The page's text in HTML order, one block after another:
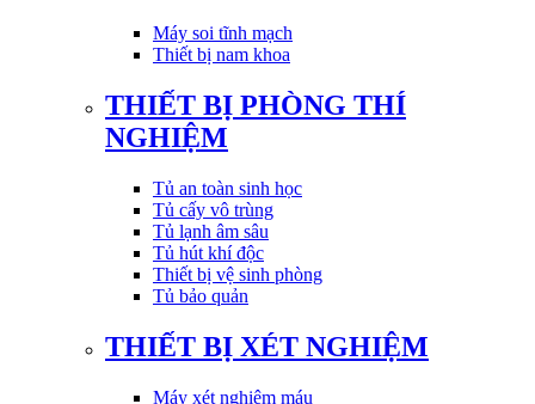
Máy soi tĩnh mạch
Thiết bị nam khoa
THIẾT BỊ PHÒNG THÍ
NGHIỆM
Tủ an toàn sinh học
Tủ cấy vô trùng
Tủ lạnh âm sâu
Tủ hút khí độc
Thiết bị vệ sinh phòng
Tủ bảo quản
THIẾT BỊ XÉT NGHIỆM
Máy xét nghiệm máu